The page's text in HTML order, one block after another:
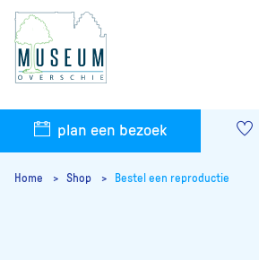
plan een bezoek
Home Shop Bestel een reproductie